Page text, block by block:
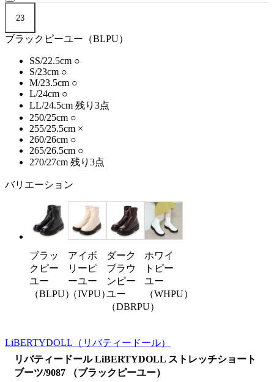
23
ブラックピーユー（BLPU）
SS/22.5cm ○
S/23cm ○
M/23.5cm ○
L/24cm ○
LL/24.5cm 残り3点
250/25cm ○
255/25.5cm ×
260/26cm ○
265/26.5cm ○
270/27cm 残り3点
バリエーション
ブラッ
クピー
ユー
（BLPU）
アイボ
リーピ
ーユー
（IVPU）
ダーク
ブラウ
ンピー
ユー
（DBRPU）
ホワイ
トピー
ユー
（WHPU）
LiBERTYDOLL （リバティードール）
リバティードール LiBERTYDOLL ストレッチショート
ブーツ/9087 （ブラックピーユー）